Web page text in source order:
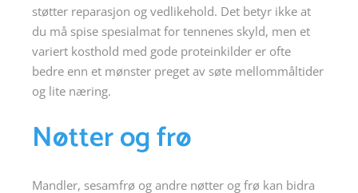
støtter reparasjon og vedlikehold. Det betyr ikke at
du må spise spesialmat for tennenes skyld, men et
variert kosthold med gode proteinkilder er ofte
bedre enn et mønster preget av søte mellommåltider
og lite næring.
Nøtter og frø
Mandler, sesamfrø og andre nøtter og frø kan bidra